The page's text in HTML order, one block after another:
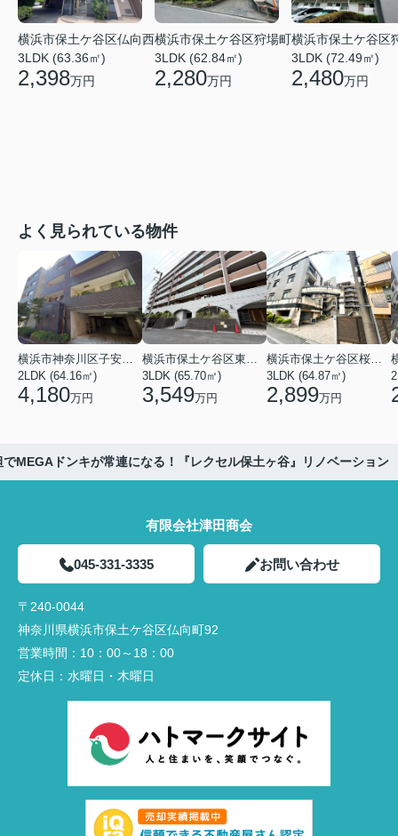
横浜市保土ケ谷区仏向西
3LDK (63.36㎡)
2,398万円
横浜市保土ケ谷区狩場町
3LDK (62.84㎡)
2,280万円
横浜市保土ケ谷区
3LDK (72.49㎡)
2,480万円
よく見られている物件
横浜市神奈川区子安台２丁目
2LDK (64.16㎡)
4,180万円
横浜市保土ケ谷区東川島町
3LDK (65.70㎡)
3,549万円
横浜市保土ケ谷区桜ケ丘２丁目
3LDK (64.87㎡)
2,899万円
MEGAドンキが常連になる！『レクセル保土ヶ谷』リノベーション
有限会社津田商会
045-331-3335 お問い合わせ
〒240-0044
神奈川県横浜市保土ケ谷区仏向町92
営業時間： 10：00～18：00
定休日： 水曜日・木曜日